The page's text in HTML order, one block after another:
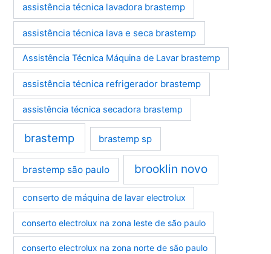
assistência técnica lavadora brastemp
assistência técnica lava e seca brastemp
Assistência Técnica Máquina de Lavar brastemp
assistência técnica refrigerador brastemp
assistência técnica secadora brastemp
brastemp brastemp sp
brastemp são paulo brooklin novo
conserto de máquina de lavar electrolux
conserto electrolux na zona leste de são paulo
conserto electrolux na zona norte de são paulo